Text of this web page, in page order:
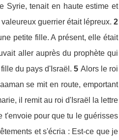
Syrie, tenait en haute estime et
guerrier était lépreux. 2
petite fille. A présent, elle était
aller auprès du prophète qui
du pays d'Israël. 5 Alors le roi
se mit en route, emportant
il remit au roi d'Israël la lettre
t'envoie pour que tu le guérisses
et s'écria : Est-ce que je